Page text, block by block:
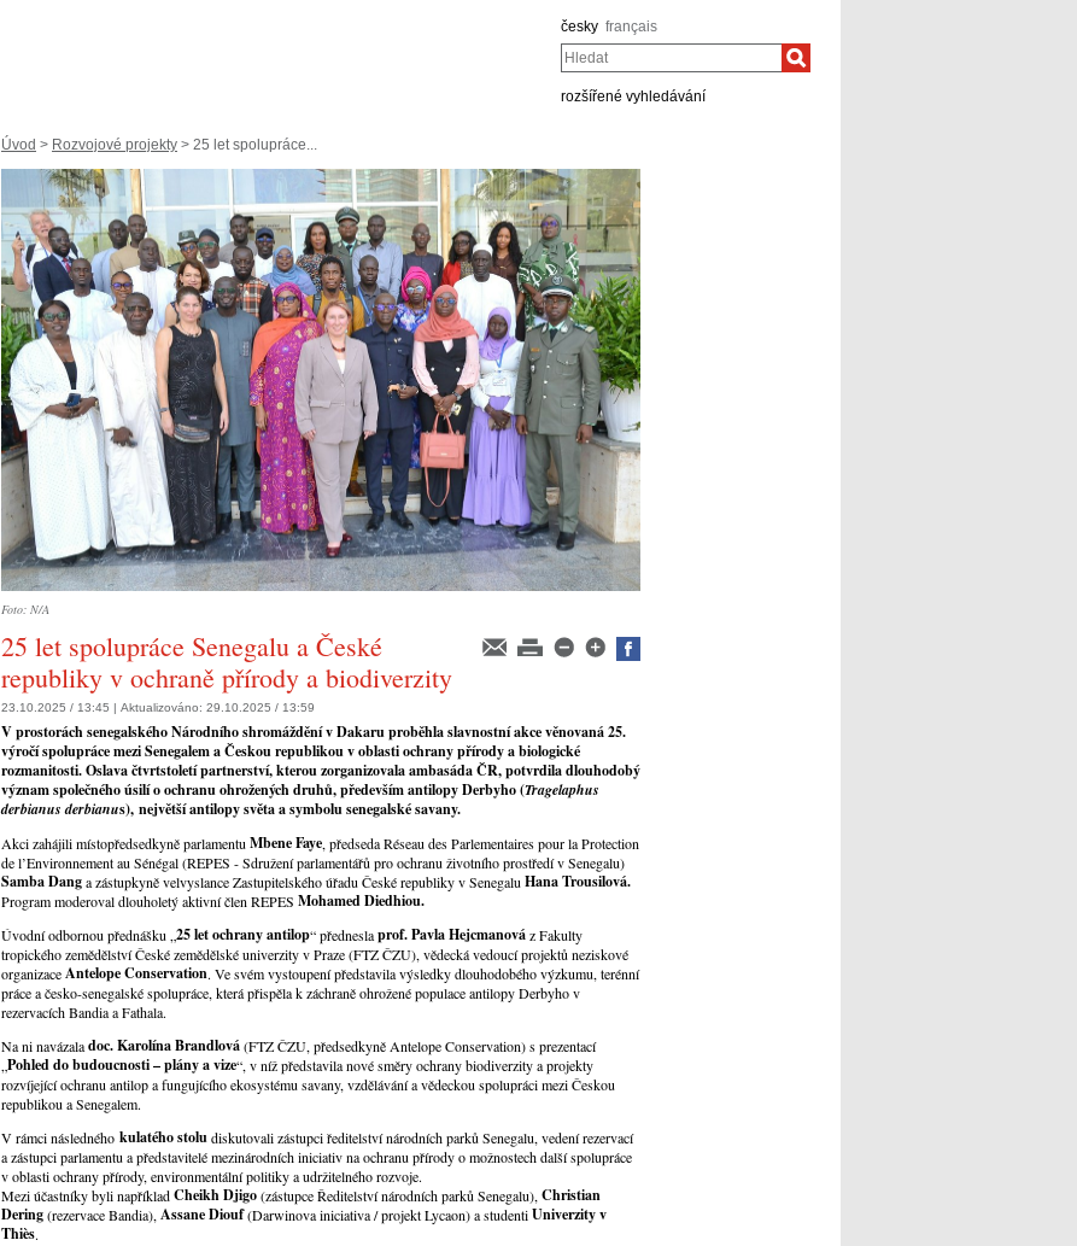
česky français
Hledat
rozšířené vyhledávání
Úvod > Rozvojové projekty > 25 let spolupráce...
Foto: N/A
25 let spolupráce Senegalu a České
republiky v ochraně přírody a biodiverzity
23.10.2025 / 13:45 | Aktualizováno: 29.10.2025 / 13:59
V prostorách senegalského Národního shromáždění v Dakaru proběhla slavnostní akce věnovaná25.
výročí spolupráce mezi Senegalem a Českou republikou v oblasti ochrany přírody a biologické
rozmanitosti. Oslava čtvrtstoletí partnerství, kterou zorganizovala ambasáda ČR, potvrdila dlouhodobý
význam společného úsilí o ochranu ohrožených druhů, předevšímantilopy Derbyho (Tragelaphus
derbianus derbianus), největší antilopy světa a symbolu senegalské savany.
Akci zahájili místopředsedkyně parlamentuMbene Faye, předseda Réseau des Parlementaires pour la Protection
de l’Environnement au Sénégal (REPES - Sdružení parlamentářů pro ochranu životního prostředí v Senegalu)
Samba Danga zástupkyně velvyslance Zastupitelského úřadu České republiky v SenegaluHana Trousilová.
Program moderoval dlouholetý aktivní člen REPES Mohamed Diedhiou.
Úvodní odbornou přednášku „25 let ochrany antilop“ předneslaprof. Pavla Hejcmanováz Fakulty
tropického zemědělství České zemědělské univerzity v Praze (FTZ ČZU), vědecká vedoucí projektů neziskové
organizaceAntelope Conservation. Ve svém vystoupení představila výsledky dlouhodobého výzkumu, terénní
práce a česko-senegalské spolupráce, která přispěla k záchraně ohrožené populace antilopy Derbyho v
rezervacích Bandia a Fathala.
Na ni navázaladoc. Karolína Brandlová(FTZ ČZU, předsedkyně Antelope Conservation) s prezentací
„Pohled do budoucnosti – plány a vize“, v níž představila nové směry ochrany biodiverzity a projekty
rozvíjející ochranu antilop a fungujícího ekosystému savany, vzdělávání a vědeckou spolupráci mezi Českou
republikou a Senegalem.
V rámci následného kulatého stoludiskutovali zástupci ředitelství národních parků Senegalu, vedení rezervací
a zástupci parlamentu a představitelé mezinárodních iniciativ na ochranu přírody o možnostech další spolupráce
v oblasti ochrany přírody, environmentální politiky a udržitelného rozvoje.
Mezi účastníky byli napříkladCheikh Djigo(zástupce Ředitelství národních parků Senegalu),Christian
Dering(rezervace Bandia),Assane Diouf(Darwinova iniciativa / projekt Lycaon) a studentiUniverzity v
Thiès.